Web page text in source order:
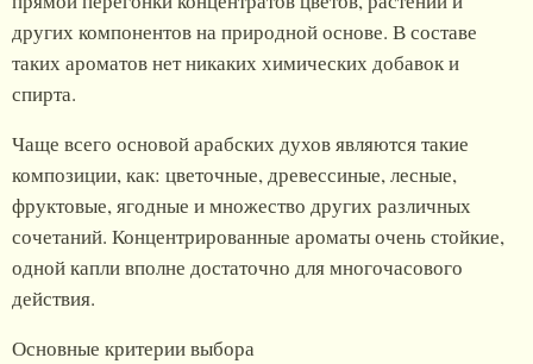
других компонентов на природной основе. В составе
таких ароматов нет никаких химических добавок и
спирта.
Чаще всего основой арабских духов являются такие
композиции, как: цветочные, древессиные, лесные,
фруктовые, ягодные и множество других различных
сочетаний. Концентрированные ароматы очень стойкие,
одной капли вполне достаточно для многочасового
действия.
Основные критерии выбора